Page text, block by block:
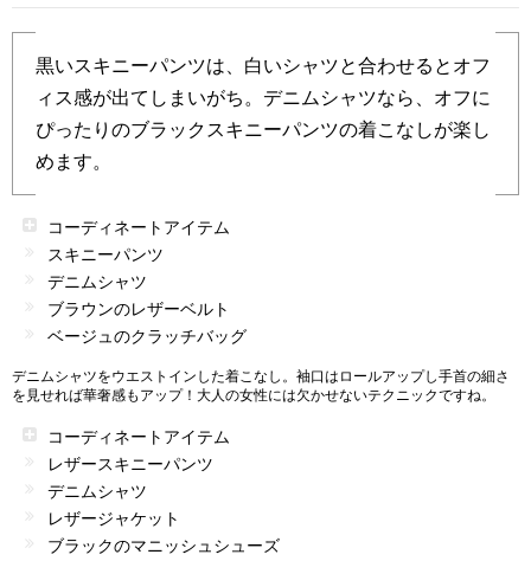
黒いスキニーパンツは、白いシャツと合わせるとオフ
ィス感が出てしまいがち。デニムシャツなら、オフに
ぴったりのブラックスキニーパンツの着こなしが楽し
めます。
コーディネートアイテム
スキニーパンツ
デニムシャツ
ブラウンのレザーベルト
ベージュのクラッチバッグ
デニムシャツをウエストインした着こなし。袖口はロールアップし手首の細さ
を見せれば華奢感もアップ！大人の女性には欠かせないテクニックですね。
コーディネートアイテム
レザースキニーパンツ
デニムシャツ
レザージャケット
ブラックのマニッシュシューズ